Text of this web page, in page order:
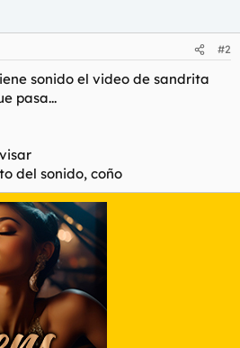
#2
sonido el video de sandrita
pasa...
del sonido, coño